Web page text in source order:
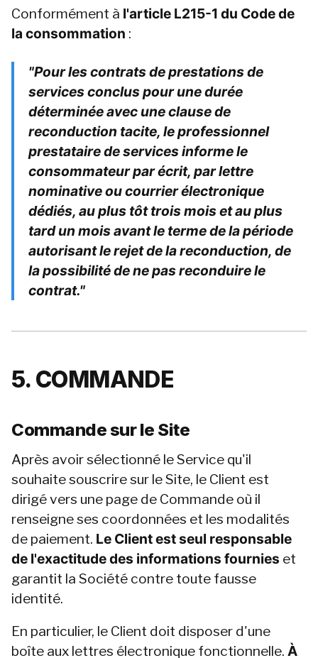
Conformément à l'article L215-1 du Code de
la consommation :
"Pour les contrats de prestations de
services conclus pour une durée
déterminée avec une clause de
reconduction tacite, le professionnel
prestataire de services informe le
consommateur par écrit, par lettre
nominative ou courrier électronique
dédiés, au plus tôt trois mois et au plus
tard un mois avant le terme de la période
autorisant le rejet de la reconduction, de
la possibilité de ne pas reconduire le
contrat."
5. COMMANDE
Commande sur le Site
Après avoir sélectionné le Service qu'il
souhaite souscrire sur le Site, le Client est
dirigé vers une page de Commande où il
renseigne ses coordonnées et les modalités
de paiement. Le Client est seul responsable
de l'exactitude des informations fournies et
garantit la Société contre toute fausse
identité.
En particulier, le Client doit disposer d'une
boîte aux lettres électronique fonctionnelle. À